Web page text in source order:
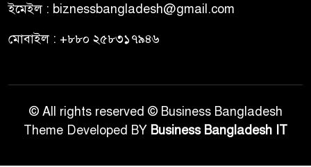
ইমেইল : biznessbangladesh@gmail.com
মোবাইল : +৮৮০ ২৫৮৩১৭৯৪৬
© All rights reserved © Business Bangladesh
Theme Developed BY Business Bangladesh IT